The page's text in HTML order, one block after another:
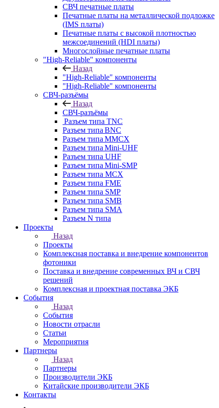
СВЧ печатные платы
Печатные платы на металлической подложке
(IMS платы)
Печатные платы с высокой плотностью
межсоединений (HDI платы)
Многослойные печатные платы
"High-Reliable" компоненты
Назад
"High-Reliable" компоненты
"High-Reliable" компоненты
СВЧ-разъёмы
Назад
СВЧ-разъёмы
Разъем типа TNC
Разъем типа BNC
Разъем типа MMCX
Разъем типа Mini-UHF
Разъем типа UHF
Разъем типа Mini-SMP
Разъем типа MCX
Разъем типа FME
Разъем типа SMP
Разъем типа SMB
Разъем типа SMA
Разъем N типа
Проекты
Назад
Проекты
Комплексная поставка и внедрение компонентов
фотоники
Поставка и внедрение современных ВЧ и СВЧ
решений
Комплексная и проектная поставка ЭКБ
События
Назад
События
Новости отрасли
Статьи
Мероприятия
Партнеры
Назад
Партнеры
Производители ЭКБ
Китайские производители ЭКБ
Контакты